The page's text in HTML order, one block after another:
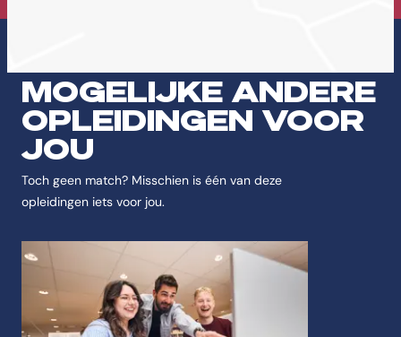
MOGELIJKE ANDERE
OPLEIDINGEN VOOR
JOU
Toch geen match? Misschien is één van deze
opleidingen iets voor jou.